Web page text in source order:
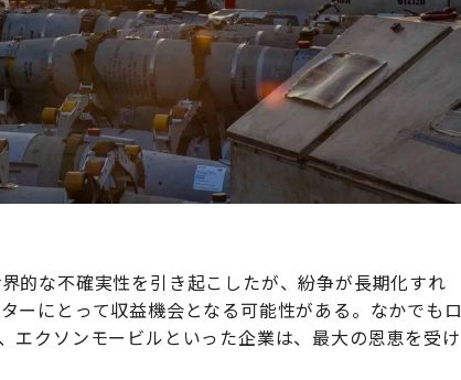
的な不確実性を引き起こしたが、紛争が長期化すれ
ーにとって収益機会となる可能性がある。なかでもロ
エクソンモービルといった企業は、最大の恩恵を受け